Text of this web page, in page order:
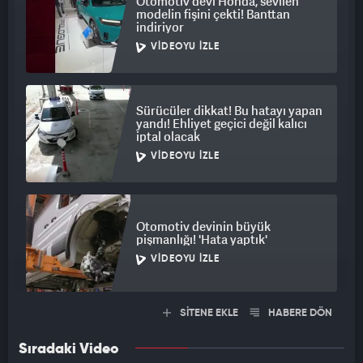
hatchback sınıfının son temsilcilerinden biri olarak sahneden
resmen çekildi.
modelin fişini çekti! Banttan
indiriyor
VIDEOYU İZLE
Sürücüler dikkat! Bu hatayı yapan
yandı! Ehliyet geçici değil kalıcı
iptal olacak
VIDEOYU İZLE
Otomotiv devinin büyük
pişmanlığı! 'Hata yaptık'
VIDEOYU İZLE
SİTENE EKLE HABERE DÖN
Sıradaki Video